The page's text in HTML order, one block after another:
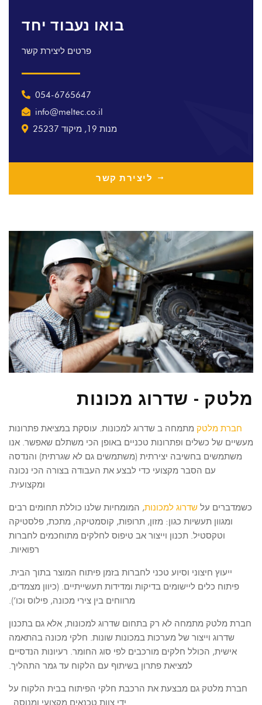
בואו נעבוד יחד
פרטים ליצירת קשר
054-6765647
info@meltec.co.il
מנות 19, מיקוד 25237
ליצירת קשר
מלטק - שדרוג מכונות
חברת מלטק מתמחה ב שדרוג למכונות. עוסקת במציאת פתרונות
מעשיים של כשלים ופתרונות טכניים באופן הכי משתלם שאפשר. אנו
משתמשים בחשיבה יצירתית (משתמשים גם לא שגרתית) והנדסה
עם הסבר מקצועי כדי לבצע את העבודה בצורה הכי נכונה
ומקצועית.
כשמדברים על שדרוג למכונות, המומחיות שלנו כוללת תחומים רבים
ומגוון תעשיות כגון: מזון, תרופות, קוסמטיקה, מתכת, פלסטיקה
וטקסטיל. תכנון וייצור אב טיפוס לחלקים מתוחכמים לחברות
רפואיות.
ייעוץ חיצוני וסיוע טכני לחברות בזמן פיתוח המוצר בתוך הבית.
פיתוח כלים ליישומים בדיקות ומדידות תעשייתיים. (כיוון מצמדים,
מרווחים בין צירי מכונה, פילוס וכו’).
חברת מלטק מתמחה לא רק בתחום שדרוג למכונות, אלא גם בתכנון
שדרוג וייצור של מערכות במכונות שונות. חלקי מכונה בהתאמה
אישית, הכולל חלקים מורכבים לפי סוג החומר. רעיונות הנדסיים
למציאת פתרון בשיתוף עם הלקוח עד גמר התהליך.
חברת מלטק גם מבצעת את הרכבת חלקי הפיתוח בבית הלקוח על
ידי צוות טכנאים מקצועי ומנוסה .